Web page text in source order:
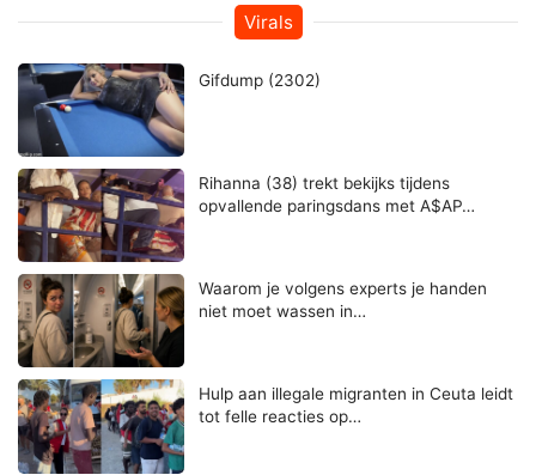
Virals
Gifdump (2302)
Rihanna (38) trekt bekijks tijdens
opvallende paringsdans met A$AP…
Waarom je volgens experts je handen
niet moet wassen in…
Hulp aan illegale migranten in Ceuta leidt
tot felle reacties op…